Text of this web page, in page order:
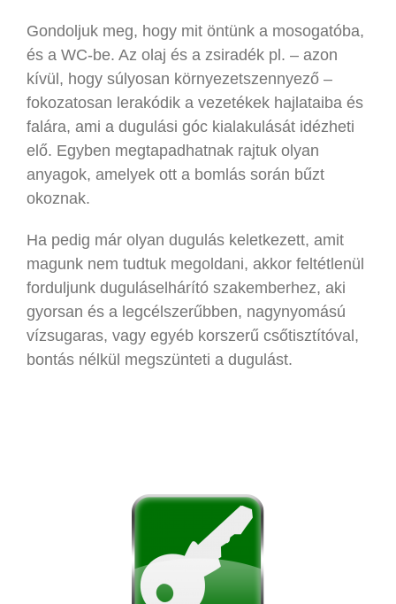
Gondoljuk meg, hogy mit öntünk a mosogatóba,
és a WC-be. Az olaj és a zsiradék pl. – azon
kívül, hogy súlyosan környezetszennyező –
fokozatosan lerakódik a vezetékek hajlataiba és
falára, ami a dugulási góc kialakulását idézheti
elő. Egyben megtapadhatnak rajtuk olyan
anyagok, amelyek ott a bomlás során bűzt
okoznak.
Ha pedig már olyan dugulás keletkezett, amit
magunk nem tudtuk megoldani, akkor feltétlenül
forduljunk duguláselhárító szakemberhez, aki
gyorsan és a legcélszerűbben, nagynyomású
vízsugaras, vagy egyéb korszerű csőtisztítóval,
bontás nélkül megszünteti a dugulást.